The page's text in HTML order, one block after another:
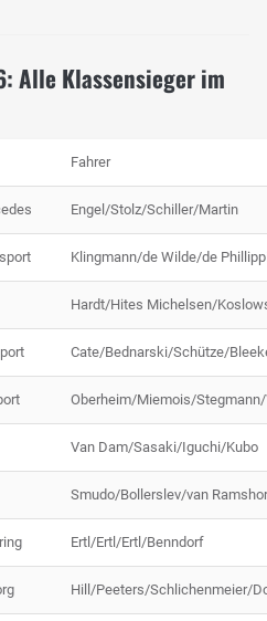
Alle Klassensieger im
Fahrer
Engel/Stolz/Schiller/Martin
Klingmann/de Wilde/de
Hardt/Hites Michelsen/
Cate/Bednarski/Schütze/
Oberheim/Miemois/
Van Dam/Sasaki/Iguchi/Kubo
Smudo/Bollerslev/van
Ertl/Ertl/Ertl/Benndorf
Hill/Peeters/Schlichenmeier/